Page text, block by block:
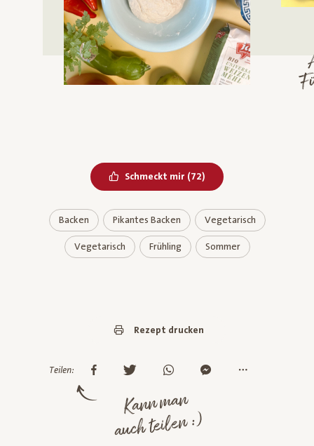
Schmeckt mir Bereits geliked
(72)
Backen Pikantes Backen Vegetarisch
Vegetarisch Frühling Sommer
Rezept drucken
Teilen:
Kann man
auch teilen :)